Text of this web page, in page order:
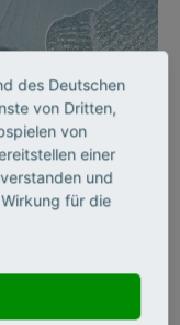
des Deutschen
von Dritten,
von
einer
und
für die